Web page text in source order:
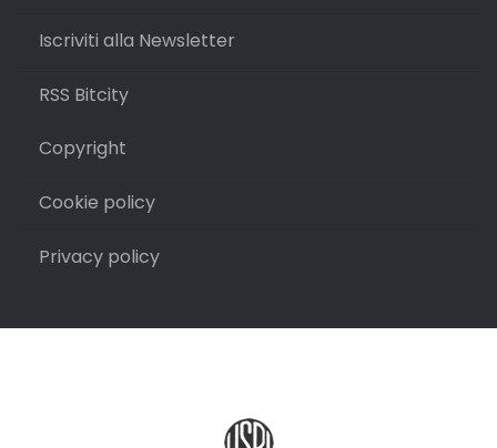
Iscriviti alla Newsletter
RSS Bitcity
Copyright
Cookie policy
Privacy policy